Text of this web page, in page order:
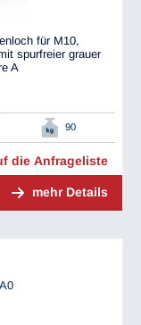
für M10,
spurfreier grauer
A
90
die Anfrageliste
mehr Details